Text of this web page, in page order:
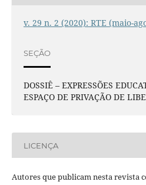
v. 29 n. 2 (2020): RTE (maio-
SEÇÃO
DOSSIÊ – EXPRESSÕES
ESPAÇO DE PRIVAÇÃO DE
LICENÇA
Autores que publicam nesta revista